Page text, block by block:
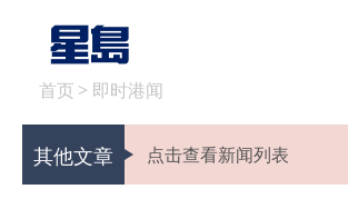
首页 > 即时港闻
其他文章 点击查看新闻列表